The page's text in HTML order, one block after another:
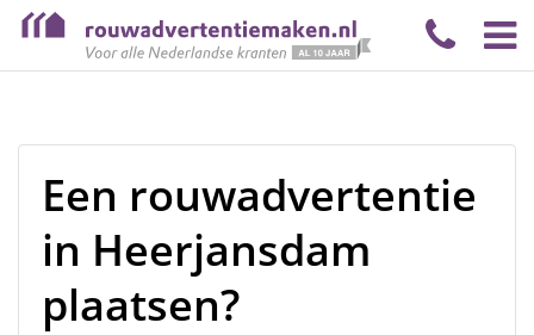
Een rouwadvertentie
in Heerjansdam
plaatsen?